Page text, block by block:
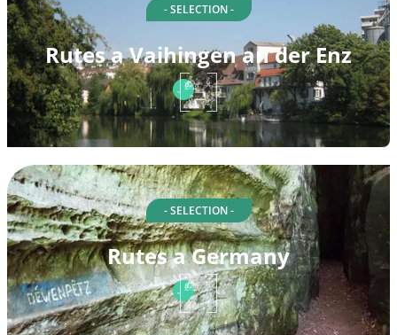
- SELECTION -
Rutes a Vaihingen an der Enz
- SELECTION -
Rutes a Germany